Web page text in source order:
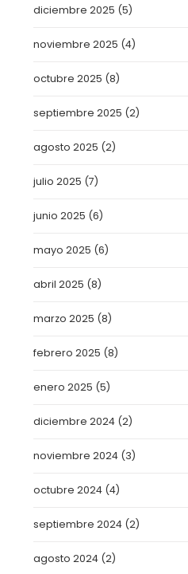
diciembre 2025 (5)
noviembre 2025 (4)
octubre 2025 (8)
septiembre 2025 (2)
agosto 2025 (2)
julio 2025 (7)
junio 2025 (6)
mayo 2025 (6)
abril 2025 (8)
marzo 2025 (8)
febrero 2025 (8)
enero 2025 (5)
diciembre 2024 (2)
noviembre 2024 (3)
octubre 2024 (4)
septiembre 2024 (2)
agosto 2024 (2)